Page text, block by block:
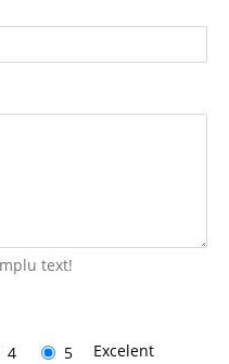
text!
4 5 Excelent